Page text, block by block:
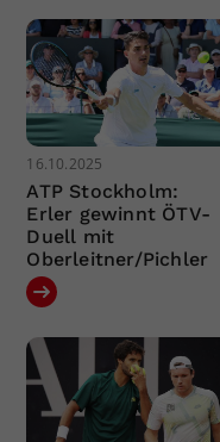
16.10.2025
ATP Stockholm:
Erler gewinnt ÖTV-
Duell mit
Oberleitner/Pichler